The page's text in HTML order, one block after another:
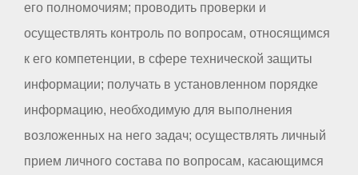
его полномочиям; проводить проверки и
осуществлять контроль по вопросам, относящимся
к его компетенции, в сфере технической защиты
информации; получать в установленном порядке
информацию, необходимую для выполнения
возложенных на него задач; осуществлять личный
прием личного состава по вопросам, касающимся